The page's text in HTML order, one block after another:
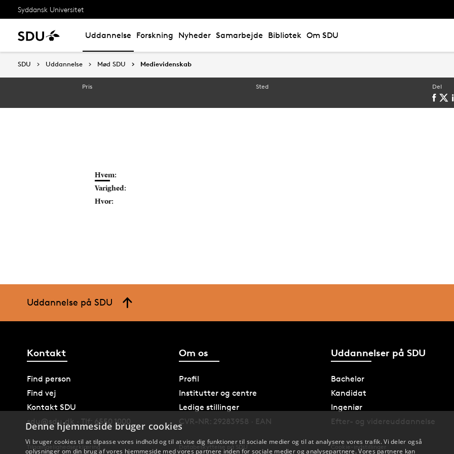
Syddansk Universitet
Uddannelse Forskning Nyheder Samarbejde Bibliotek Om SDU
SDU Uddannelse Mød SDU Medievidenskab
Pris Sted Del
SDU Uddannelse Mød SDU Medievidenskab
Hvem:
Varighed:
Hvor:
Uddannelse på SDU
Kontakt
Find person
Find vej
Kontakt SDU
sdu@sdu.dk · Tlf: 6550 1000
Om os
Profil
Institutter og centre
Ledige stillinger
CVR-NR: 29283958 · EAN
Uddannelser på SDU
Bachelor
Kandidat
Ingeniør
Efter- og videreuddannelse
Tilgængelighedserklæring Databeskyttelse på SDU Cookie-indstillinger
Denne hjemmeside bruger cookies
Vi bruger cookies til at tilpasse vores indhold og til at vise dig funktioner til sociale medier og til at analysere vores trafik. Vi deler også
oplysninger om din brug af vores hjemmeside med vores partnere inden for sociale medier og analysepartnere. Vores partnere kan